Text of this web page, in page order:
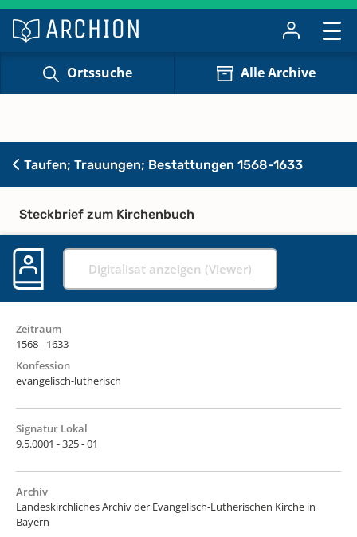
Ortssuche Alle Archive
Taufen; Trauungen; Bestattungen 1568-1633
Steckbrief zum Kirchenbuch
Digitalisat anzeigen (Viewer)
Zeitraum
1568 - 1633
Konfession
evangelisch-lutherisch
Signatur Lokal
9.5.0001 - 325 - 01
Archiv
Landeskirchliches Archiv der Evangelisch-Lutherischen Kirche in
Bayern